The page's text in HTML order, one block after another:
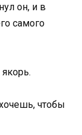
он, и в
самого
чтобы